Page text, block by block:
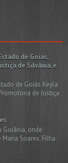
de Goiás,
de Silvânia, é
de Goiás Keyla
de Justiça
Goiânia, onde
Soares. Filha